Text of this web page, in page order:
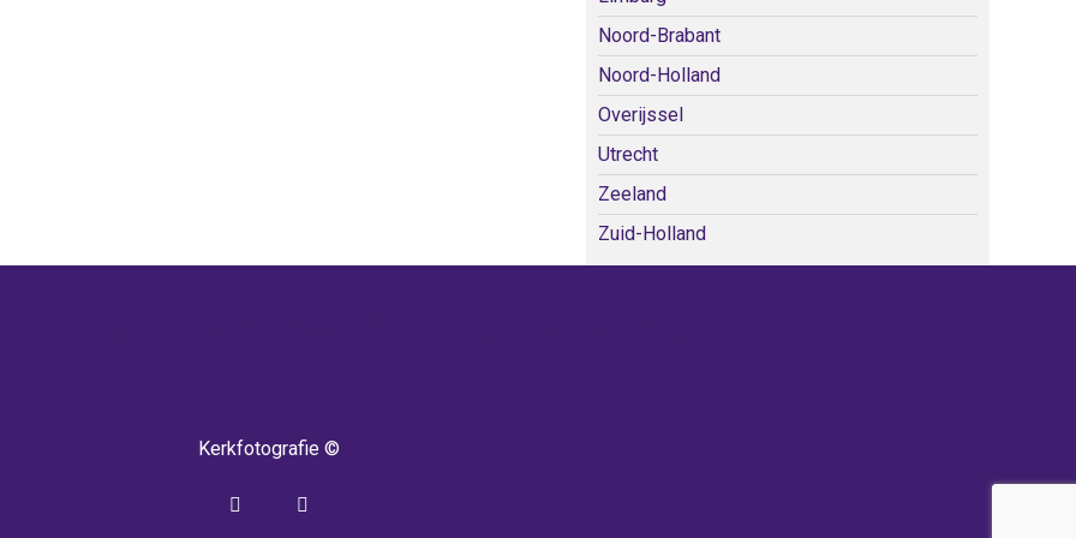
Noord-Brabant
Noord-Holland
Overijssel
Utrecht
Zeeland
Zuid-Holland
Kerkfotografie ©